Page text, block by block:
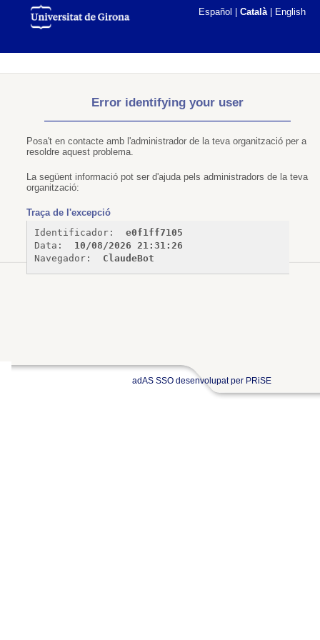
Español Català| English
Error identifying your user
Posa't en contacte amb l'administrador de la teva organització per a
resoldre aquest problema.
La següent informació pot ser d'ajuda pels administradors de la teva
organització:
Traça de l'excepció
Identificador:
e0f1ff7105
Data:
10/08/2026 21:31:26
Navegador:
ClaudeBot
adAS SSO desenvolupat per PRiSE